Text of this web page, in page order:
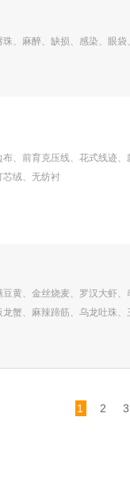
、麻醉、缺损、感染、眼
、前育克压线、花式线迹
芯绒、无纺衬
黄、金丝烧麦、罗汉大虾
蟹、麻辣蹄筋、乌龙吐珠
1 2 3